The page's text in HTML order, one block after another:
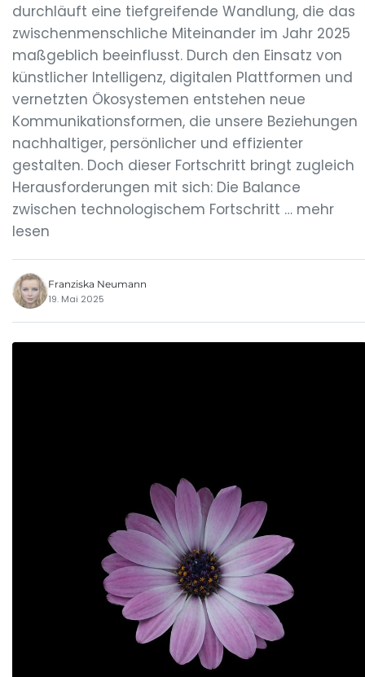
durchläuft eine tiefgreifende Wandlung, die das
zwischenmenschliche Miteinander im Jahr 2025
maßgeblich beeinflusst. Durch den Einsatz von
künstlicher Intelligenz, digitalen Plattformen und
vernetzten Ökosystemen entstehen neue
Kommunikationsformen, die unsere Beziehungen
nachhaltiger, persönlicher und effizienter
gestalten. Doch dieser Fortschritt bringt zugleich
Herausforderungen mit sich: Die Balance
zwischen technologischem Fortschritt … mehr
lesen
Franziska Neumann
19. Mai 2025